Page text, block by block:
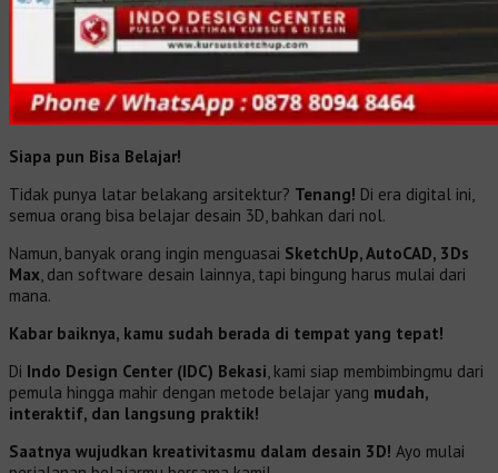
Siapa pun Bisa Belajar!
Tidak punya latar belakang arsitektur? Tenang! Di era digital ini,
semua orang bisa belajar desain 3D, bahkan dari nol.
Namun, banyak orang ingin menguasai SketchUp, AutoCAD, 3Ds
Max , dan software desain lainnya, tapi bingung harus mulai dari
mana.
Kabar baiknya, kamu sudah berada di tempat yang tepat!
Di Indo Design Center (IDC) Bekasi , kami siap membimbingmu dari
pemula hingga mahir dengan metode belajar yang mudah,
interaktif, dan langsung praktik!
Saatnya wujudkan kreativitasmu dalam desain 3D! Ayo mulai